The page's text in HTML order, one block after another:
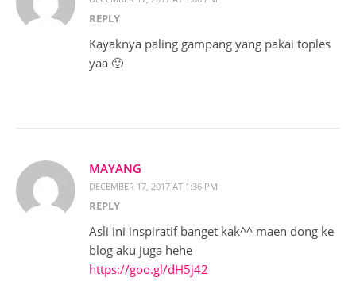
REPLY
Kayaknya paling gampang yang pakai toples
yaa 🙂
MAYANG
DECEMBER 17, 2017 AT 1:36 PM
REPLY
Asli ini inspiratif banget kak^^ maen dong ke
blog aku juga hehe
https://goo.gl/dH5j42